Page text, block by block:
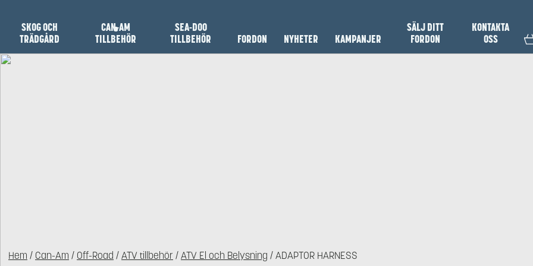
SKOG OCH
TRÄDGÅRD
CAN-AM
TILLBEHÖR
SEA-DOO
TILLBEHÖR
FORDON NYHETER KAMPANJER
SÄLJ DITT
FORDON
KONTAKTA
OSS
Hem / Can-Am / Off-Road /ATV tillbehör /ATV El och Belysning / ADAPTOR HARNESS